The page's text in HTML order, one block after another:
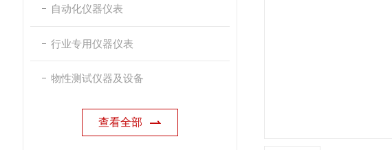
自动化仪器仪表
行业专用仪器仪表
物性测试仪器及设备
查看全部